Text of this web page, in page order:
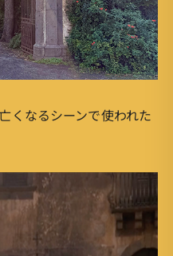
くなるシーンで使われた